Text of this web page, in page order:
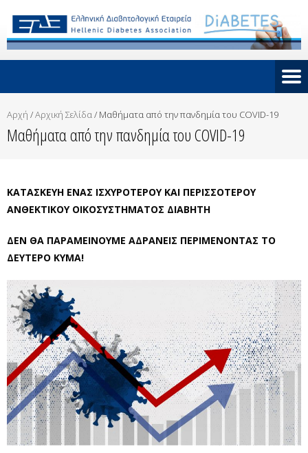
Αρχή /Αρχική Σελίδα/ Μαθήματα από την πανδημία του COVID-19
Μαθήματα από την πανδημία του COVID-19
ΚΑΤΑΣΚΕΥΗ ΕΝΑΣ ΙΣΧΥΡΟΤΕΡΟΥ ΚΑΙ ΠΕΡΙΣΣΟΤΕΡΟΥ
ΑΝΘΕΚΤΙΚΟΥ ΟΙΚΟΣΥΣΤΗΜΑΤΟΣ ΔΙΑΒΗΤΗ
ΔΕΝ ΘΑ ΠΑΡΑΜΕΙΝΟΥΜΕ ΑΔΡΑΝΕΙΣ ΠΕΡΙΜΕΝΟΝΤΑΣ ΤΟ
ΔΕΥΤΕΡΟ ΚΥΜΑ!